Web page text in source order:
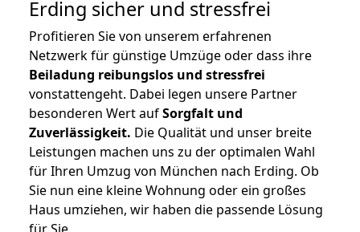
Erding sicher und stressfrei
Profitieren Sie von unserem erfahrenen
Netzwerk für günstige Umzüge oder dass ihre
Beiladung reibungslos und stressfrei
vonstattengeht. Dabei legen unsere Partner
besonderen Wert aufSorgfalt und
Zuverlässigkeit. Die Qualität und unser breite
Leistungen machen uns zu der optimalen Wahl
für Ihren Umzug von München nach Erding. Ob
Sie nun eine kleine Wohnung oder ein großes
Haus umziehen, wir haben die passende Lösung